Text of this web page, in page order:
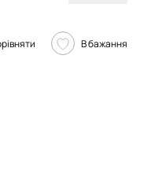
В бажання